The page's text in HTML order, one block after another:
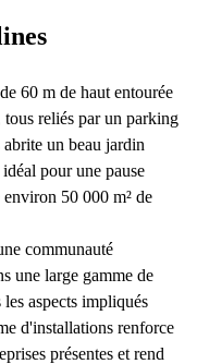
60 m de haut entourée
reliés par un parking
un beau jardin
pour une pause
50 000 m² de
communauté
une large gamme de
aspects impliqués
d'installations renforce
présentes et rend